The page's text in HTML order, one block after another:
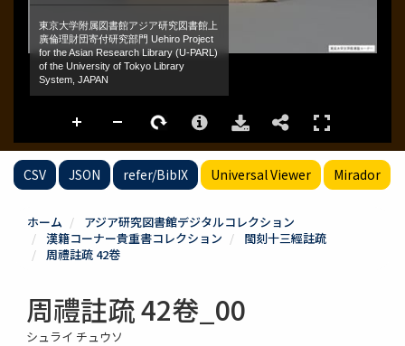
CSV JSON refer/BibIX Universal Viewer Mirador
ホーム
アジア研究図書館デジタルコレクション
漢籍コーナー貴重書コレクション
閩刻十三經註疏
周禮註疏 42卷
周禮註疏 42卷_00
シュライ チュウソ